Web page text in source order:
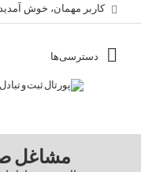
کاربر مهمان، خوش
مشاغل